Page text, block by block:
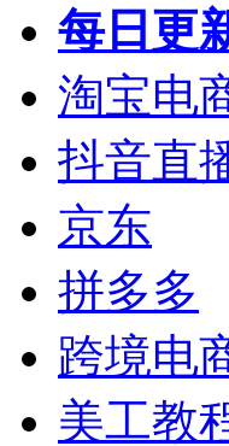
每日更
淘宝电
抖音直
京东
拼多多
跨境电
美工教